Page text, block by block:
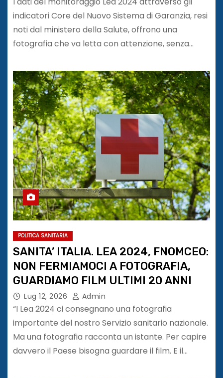
indicatori Core del Nuovo Sistema di Garanzia, resi
noti dal ministero della Salute, offrono una
fotografia che va letta con attenzione, senza…
POLITICA SANITARIA
SANITA’ ITALIA. LEA 2024, FNOMCEO:
NON FERMIAMOCI A FOTOGRAFIA,
GUARDIAMO FILM ULTIMI 20 ANNI
Lug 12, 2026 Admin
“I Lea 2024 ci consegnano una fotografia
importante del nostro Servizio sanitario nazionale.
Ma una fotografia racconta un istante. Per capire
davvero il Paese bisogna guardare il film. E il…